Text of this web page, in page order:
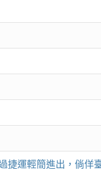
捷運輕簡進出，倘